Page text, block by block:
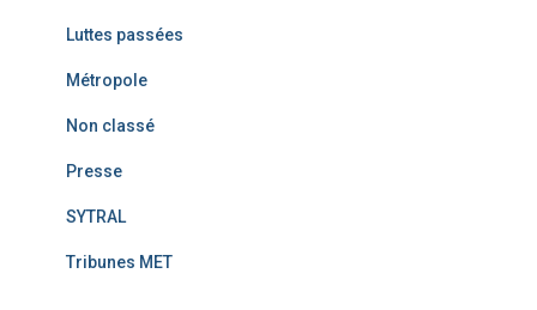
Luttes passées
Métropole
Non classé
Presse
SYTRAL
Tribunes MET